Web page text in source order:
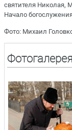
святителя Николая,
Начало
Фото: Михаил
Фотогалерея